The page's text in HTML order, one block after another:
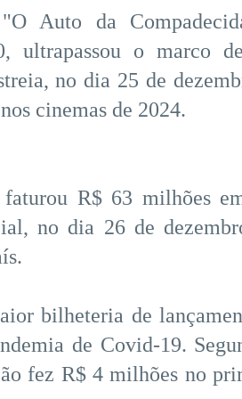
Auto da
ultrapassou o marco
no dia 25 de
cinemas de 2024.
R$ 63 milhões
no dia 26 de
bilheteria de
de Covid-19.
fez R$ 4 milhões no